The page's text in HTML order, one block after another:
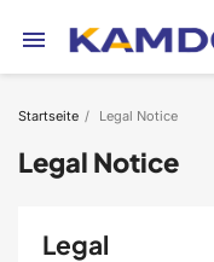

Startseite Legal Notice
Legal Notice
Legal